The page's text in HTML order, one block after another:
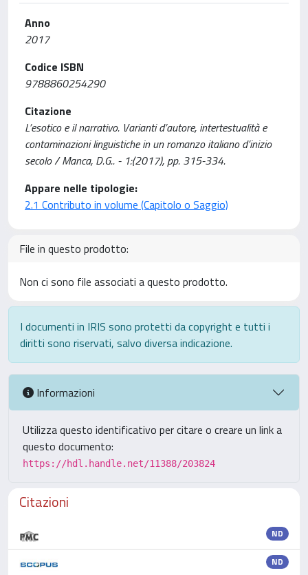
Anno
2017
Codice ISBN
9788860254290
Citazione
L’esotico e il narrativo. Varianti d’autore, intertestualità e
contaminazioni linguistiche in un romanzo italiano d’inizio
secolo / Manca, D.G.. - 1:(2017), pp. 315-334.
Appare nelle tipologie:
2.1 Contributo in volume (Capitolo o Saggio)
File in questo prodotto:
Non ci sono file associati a questo prodotto.
I documenti in IRIS sono protetti da copyright e tutti i
diritti sono riservati, salvo diversa indicazione.
Informazioni
Utilizza questo identificativo per citare o creare un link a
questo documento:
https://hdl.handle.net/11388/203824
Citazioni
ND
ND